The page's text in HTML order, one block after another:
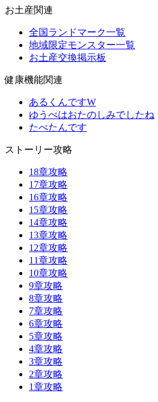
お土産関連
全国ランドマーク一覧
地域限定モンスター一覧
お土産交換掲示板
健康機能関連
あるくんですW
ゆうべはおたのしみでしたね
たべたんです
ストーリー攻略
18章攻略
17章攻略
16章攻略
15章攻略
14章攻略
13章攻略
12章攻略
11章攻略
10章攻略
9章攻略
8章攻略
7章攻略
6章攻略
5章攻略
4章攻略
3章攻略
2章攻略
1章攻略